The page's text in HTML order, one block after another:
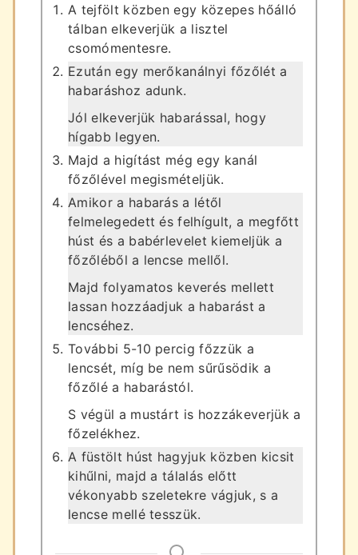
A tejfölt közben egy közepes hőálló
tálban elkeverjük a lisztel
csomómentesre.
Ezután egy merőkanálnyi főzőlét a
habaráshoz adunk.
Jól elkeverjük habarással, hogy
hígabb legyen.
Majd a higítást még egy kanál
főzőlével megismételjük.
Amikor a habarás a létől
felmelegedett és felhígult, a megfőtt
húst és a babérlevelet kiemeljük a
főzőléből a lencse mellől.
Majd folyamatos keverés mellett
lassan hozzáadjuk a habarást a
lencséhez.
További 5-10 percig főzzük a
lencsét, míg be nem sűrűsödik a
főzőlé a habarástól.
S végül a mustárt is hozzákeverjük a
főzelékhez.
A füstölt húst hagyjuk közben kicsit
kihűlni, majd a tálalás előtt
vékonyabb szeletekre vágjuk, s a
lencse mellé tesszük.